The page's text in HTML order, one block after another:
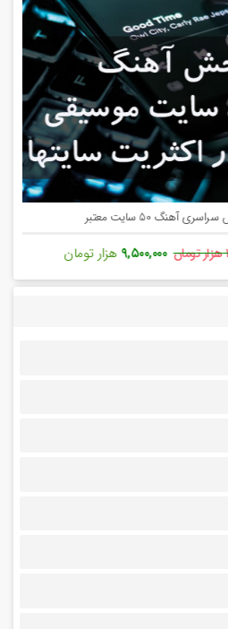
پخش سراسری آهنگ 25 سایت معتبر
۸,۸۵۰,۰۰۰هزار تومان ۶,۵۵۰,۰۰۰هزار تومان